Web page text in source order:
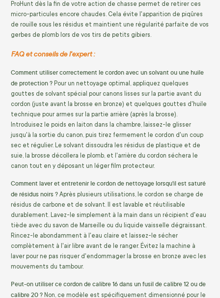
ProHunt dès la fin de votre action de chasse permet de retirer ces
micro-particules encore chaudes. Cela évite l'apparition de piqûres
de rouille sous les résidus et maintient une régularité parfaite de vos
gerbes de plomb lors de vos tirs de petits gibiers.
FAQ et conseils de l'expert :
Comment utiliser correctement le cordon avec un solvant ou une huile
de protection ? Pour un nettoyage optimal, appliquez quelques
gouttes de solvant spécial pour canons lisses sur la partie avant du
cordon (juste avant la brosse en bronze) et quelques gouttes d'huile
technique pour armes sur la partie arrière (après la brosse).
Introduisez le poids en laiton dans la chambre, laissez-le glisser
jusqu'à la sortie du canon, puis tirez fermement le cordon d'un coup
sec et régulier. Le solvant dissoudra les résidus de plastique et de
suie, la brosse décollera le plomb, et l'arrière du cordon séchera le
canon tout en y déposant un léger film protecteur.
Comment laver et entretenir le cordon de nettoyage lorsqu'il est saturé
de résidus noirs ? Après plusieurs utilisations, le cordon se charge de
résidus de carbone et de solvant. Il est lavable et réutilisable
durablement. Lavez-le simplement à la main dans un récipient d'eau
tiède avec du savon de Marseille ou du liquide vaisselle dégraissant.
Rincez-le abondamment à l'eau claire et laissez-le sécher
complètement à l'air libre avant de le ranger. Évitez la machine à
laver pour ne pas risquer d'endommager la brosse en bronze avec les
mouvements du tambour.
Peut-on utiliser ce cordon de calibre 16 dans un fusil de calibre 12 ou de
calibre 20 ? Non, ce modèle est spécifiquement dimensionné pour le